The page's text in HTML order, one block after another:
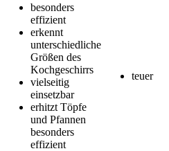
besonders
effizient
erkennt
unterschiedliche
Größen des
Kochgeschirrs
vielseitig
einsetzbar
erhitzt Töpfe
und Pfannen
besonders
effizient
teuer